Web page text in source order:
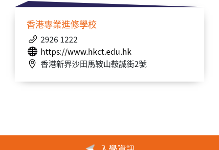
香港專業進修學校
2926 1222
https://www.hkct.edu.hk
香港新界沙田馬鞍山鞍誠街2號